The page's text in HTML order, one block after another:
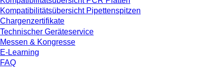
Kompatibilitätsübersicht Pipettenspitzen
Chargenzertifikate
Technischer Geräteservice
Messen & Kongresse
E-Learning
FAQ